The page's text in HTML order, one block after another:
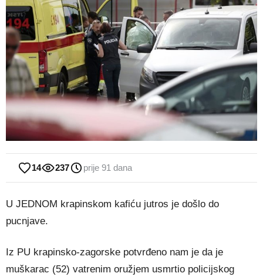
14 237 prije 91 dana
U JEDNOM krapinskom kafiću jutros je došlo do
pucnjave.
Iz PU krapinsko-zagorske potvrđeno nam je da je
muškarac (52) vatrenim oružjem usmrtio policijskog